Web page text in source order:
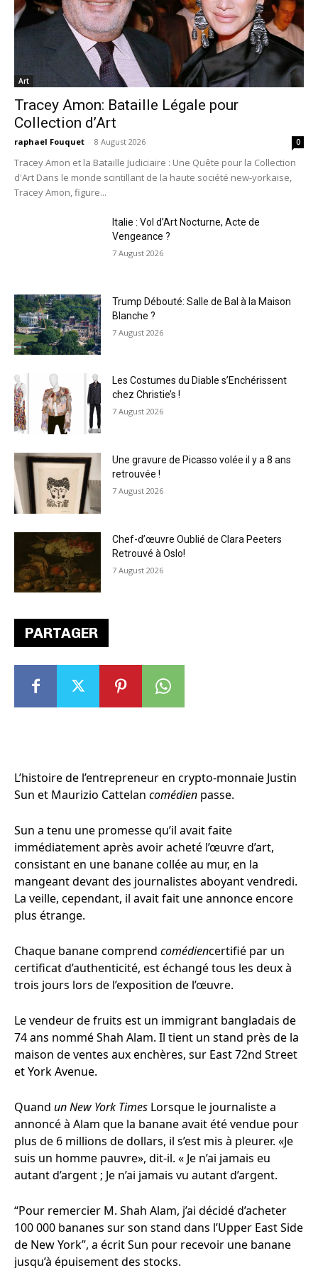
PARTAGER
L’histoire de l’entrepreneur en crypto-monnaie Justin
Sun et Maurizio Cattelan comédien passe.
Sun a tenu une promesse qu’il avait faite
immédiatement après avoir acheté l’œuvre d’art,
consistant en une banane collée au mur, en la
mangeant devant des journalistes aboyant vendredi.
La veille, cependant, il avait fait une annonce encore
plus étrange.
Chaque banane comprend comédiencertifié par un
certificat d’authenticité, est échangé tous les deux à
trois jours lors de l’exposition de l’œuvre.
Le vendeur de fruits est un immigrant bangladais de
74 ans nommé Shah Alam. Il tient un stand près de la
maison de ventes aux enchères, sur East 72nd Street
et York Avenue.
Quand un New York Times Lorsque le journaliste a
annoncé à Alam que la banane avait été vendue pour
plus de 6 millions de dollars, il s’est mis à pleurer. «Je
suis un homme pauvre», dit-il. « Je n’ai jamais eu
autant d’argent ; Je n’ai jamais vu autant d’argent.
“Pour remercier M. Shah Alam, j’ai décidé d’acheter
100 000 bananes sur son stand dans l’Upper East Side
de New York”, a écrit Sun pour recevoir une banane
jusqu’à épuisement des stocks.
Art
Tracey Amon: Bataille Légale pour
Collection d’Art
raphael Fouquet - 8 August 2026 0
Tracey Amon et la Bataille Judiciaire : Une Quête pour la Collection
d'Art Dans le monde scintillant de la haute société new-yorkaise,
Tracey Amon, figure...
Italie : Vol d’Art Nocturne, Acte de
Vengeance ?
7 August 2026
Trump Débouté: Salle de Bal à la Maison
Blanche ?
7 August 2026
Les Costumes du Diable s’Enchérissent
chez Christie’s !
7 August 2026
Une gravure de Picasso volée il y a 8 ans
retrouvée !
7 August 2026
Chef-d’œuvre Oublié de Clara Peeters
Retrouvé à Oslo!
7 August 2026